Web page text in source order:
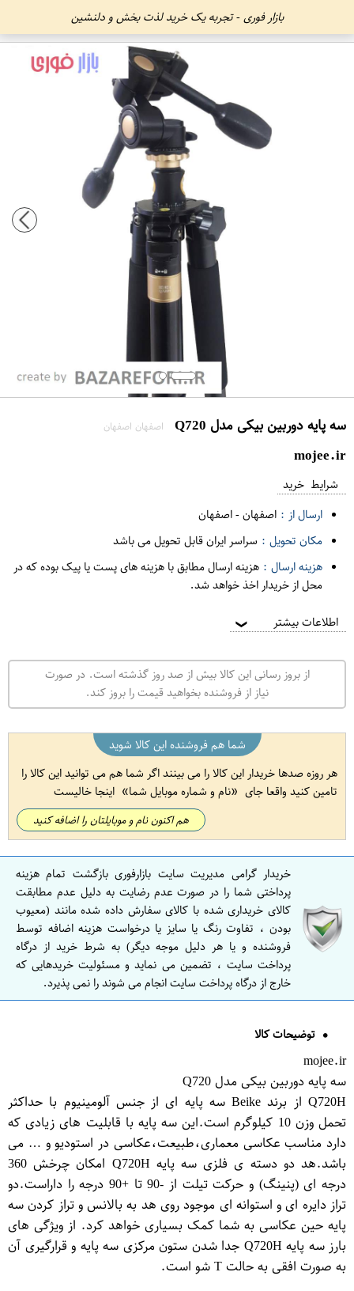
بازار فوری - تجربه یک خرید لذت بخش و دلنشین
سه پایه دوربین بیکی مدل Q720 اصفهان اصفهان
mojee.ir
شرایط خرید
ارسال از : اصفهان-اصفهان
مکان تحویل : سراسر ایران قابل تحویل می باشد
هزینه ارسال : هزینه ارسال مطابق با هزینه های پست یا پیک بوده که در
محل از خریدار اخذ خواهد شد.
اطلاعات بیشتر ❯
از بروز رسانی این کالا بیش از صد روز گذشته است. در صورت
نیاز از فروشنده بخواهید قیمت را بروز کند.
شما هم فروشنده این کالا شوید
هر روزه صدها خریدار این کالا را می بینند اگر شما هم می توانید این کالا را
تامین کنید واقعا جای
نام و شماره موبایل شما اینجا خالیست
هم اکنون نام و موبایلتان را اضافه کنید
خریدار گرامی مدیریت سایت بازارفوری بازگشت تمام هزینه
پرداختی شما را در صورت عدم رضایت به دلیل عدم مطابقت
کالای خریداری شده با کالای سفارش داده شده مانند (معیوب
بودن ، تفاوت رنگ یا سایز یا درخواست هزینه اضافه توسط
فروشنده و یا هر دلیل موجه دیگر) به شرط خرید از درگاه
پرداخت سایت ، تضمین می نماید و مسئولیت خریدهایی که
خارج از درگاه پرداخت سایت انجام می شوند را نمی پذیرد.
توضیحات کالا
mojee.ir
سه پایه دوربین بیکی مدل Q720
Q720H از برند Beike سه پایه ای از جنس آلومینیوم با حداکثر
تحمل وزن 10 کیلوگرم است.این سه پایه با قابلیت های زیادی که
دارد مناسب عکاسی معماری،طبیعت،عکاسی در استودیو و … می
باشد.هد دو دسته ی فلزی سه پایه Q720H امکان چرخش 360
درجه ای (پنینگ) و حرکت تیلت از -90 تا +90 درجه را داراست.دو
تراز دایره ای و استوانه ای موجود روی هد به بالانس و تراز کردن سه
پایه حین عکاسی به شما کمک بسیاری خواهد کرد. از ویژگی های
بارز سه پایه Q720H جدا شدن ستون مرکزی سه پایه و قرارگیری آن
به صورت افقی به حالت T شو است.